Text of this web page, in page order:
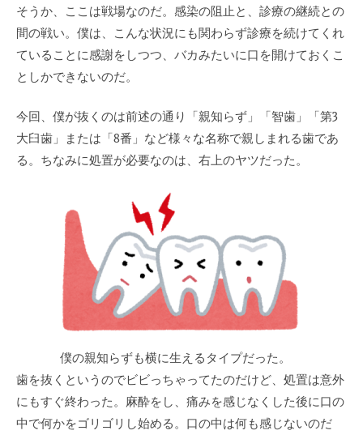
そうか、ここは戦場なのだ。感染の阻止と、診療の継続との
間の戦い。僕は、こんな状況にも関わらず診療を続けてくれ
ていることに感謝をしつつ、バカみたいに口を開けておくこ
としかできないのだ。
今回、僕が抜くのは前述の通り「親知らず」「智歯」「第3
大臼歯」または「8番」など様々な名称で親しまれる歯であ
る。ちなみに処置が必要なのは、右上のヤツだった。
僕の親知らずも横に生えるタイプだった。
歯を抜くというのでビビっちゃってたのだけど、処置は意外
にもすぐ終わった。麻酔をし、痛みを感じなくした後に口の
中で何かをゴリゴリし始める。口の中は何も感じないのだ